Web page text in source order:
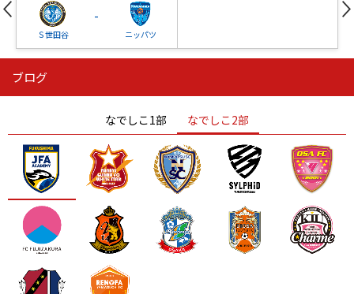
Ｓ世田谷
-
ニッパツ
ニッパツ
ニッパツ 名古屋
石人の星
静岡 愛媛Ｌ
ブログ
なでしこ1部 なでしこ2部